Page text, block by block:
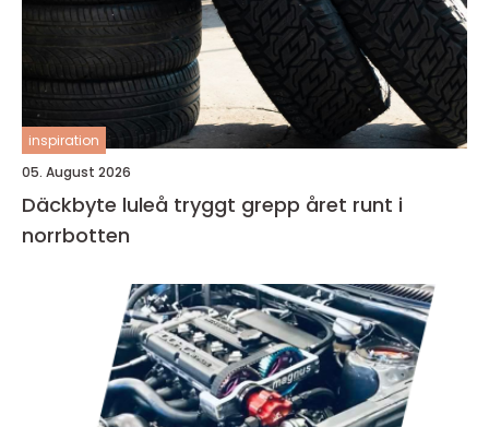
inspiration
05. August 2026
Däckbyte luleå tryggt grepp året runt i
norrbotten